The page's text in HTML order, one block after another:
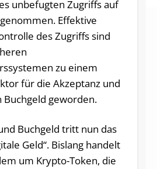
unbefugten Zugriffs auf
Effektive
des Zugriffs sind
zu einem
für die Akzeptanz und
Buchgeld geworden.
Buchgeld tritt nun das
Geld“. Bislang handelt
um Krypto-Token, die